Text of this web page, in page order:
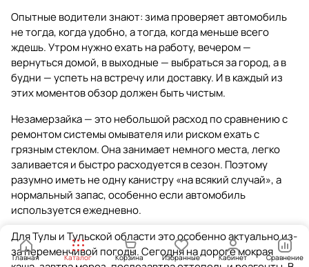
Опытные водители знают: зима проверяет автомобиль
не тогда, когда удобно, а тогда, когда меньше всего
ждешь. Утром нужно ехать на работу, вечером —
вернуться домой, в выходные — выбраться за город, а в
будни — успеть на встречу или доставку. И в каждый из
этих моментов обзор должен быть чистым.
Незамерзайка — это небольшой расход по сравнению с
ремонтом системы омывателя или риском ехать с
грязным стеклом. Она занимает немного места, легко
заливается и быстро расходуется в сезон. Поэтому
разумно иметь не одну канистру «на всякий случай», а
нормальный запас, особенно если автомобиль
используется ежедневно.
Для Тулы и Тульской области это особенно актуально из-
за переменчивой погоды. Сегодня на дороге мокрая
Главная Каталог Корзина Избранные Кабинет Сравнение